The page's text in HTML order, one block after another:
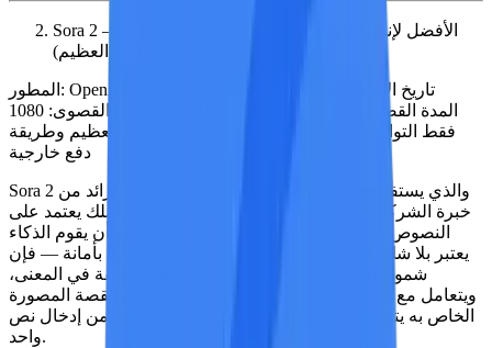
Sora 2 — الأفضل لإنشاء نصوص عادية (يتطلب تجاوز جدار
الحماية العظيم)
المطور: OpenAI تاريخ الإصدار:
القصوى:
المدة القصوى:
فقط التوافر المحلي:
يتطلب تجاوز جدار الحماية العظيم وطريقة
دفع خارجية
Sora 2 هو نموذج إنتاج الفيديو الرائد من OpenAI، والذي يستفيد من
خبرة الشركة العميقة في فهم اللغة. إذا كان سير عملك يعتمد على
النصوص فقط — صياغة مطالبات مفصلة وتوقع أن يقوم الذكاء
الاصطناعي بتقديمها بأمانة — فإن Sora 2 يعتبر بلا شك الأداة الأكثر
شمولاً وذكاءً المتاحة. فهو يلتقط الفروق الدقيقة في المعنى،
ويتعامل مع أوصاف المشاهد المعقدة، كما أن وضع القصة المصورة
الخاص به يتيح لك تنسيق تسلسلات متعددة اللقطات من إدخال نص
واحد.